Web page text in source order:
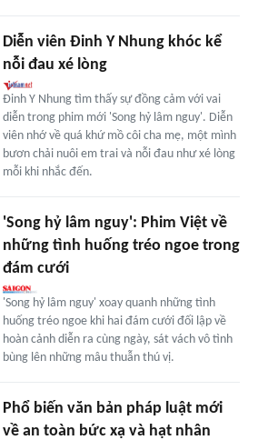
Diễn viên Đinh Y Nhung khóc kể
nỗi đau xé lòng
Đinh Y Nhung tìm thấy sự đồng cảm với vai
diễn trong phim mới 'Song hỷ lâm nguy'. Diễn
viên nhớ về quá khứ mồ côi cha mẹ, một mình
bươn chải nuôi em trai và nỗi đau như xé lòng
mỗi khi nhắc đến.
'Song hỷ lâm nguy': Phim Việt về
những tình huống tréo ngoe trong
đám cưới
'Song hỷ lâm nguy' xoay quanh những tình
huống tréo ngoe khi hai đám cưới đối lập về
hoàn cảnh diễn ra cùng ngày, sát vách vô tình
bùng lên những mâu thuẫn thú vị.
Phổ biến văn bản pháp luật mới
về an toàn bức xạ và hạt nhân